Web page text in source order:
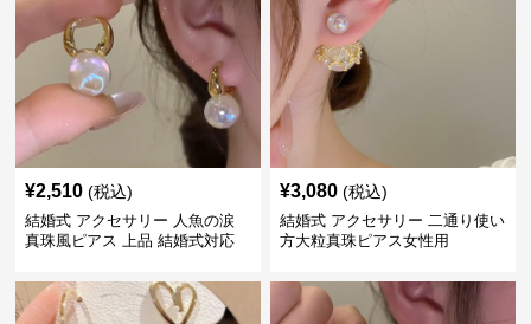
¥2,510 (税込)
結婚式 アクセサリー 人魚の涙
真珠風ピアス 上品 結婚式対応
¥3,080 (税込)
結婚式 アクセサリー 二通り使い
方大粒真珠ピアス女性用